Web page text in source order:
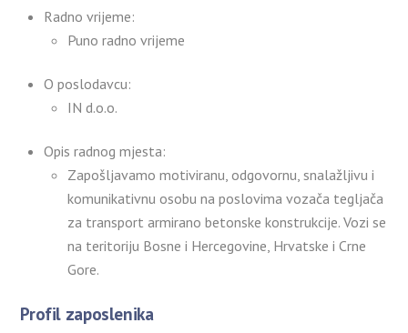
Radno vrijeme:
Puno radno vrijeme
O poslodavcu:
IN d.o.o.
Opis radnog mjesta:
Zapošljavamo motiviranu, odgovornu, snalažljivu i
komunikativnu osobu na poslovima vozača tegljača
za transport armirano betonske konstrukcije. Vozi se
na teritoriju Bosne i Hercegovine, Hrvatske i Crne
Gore.
Profil zaposlenika